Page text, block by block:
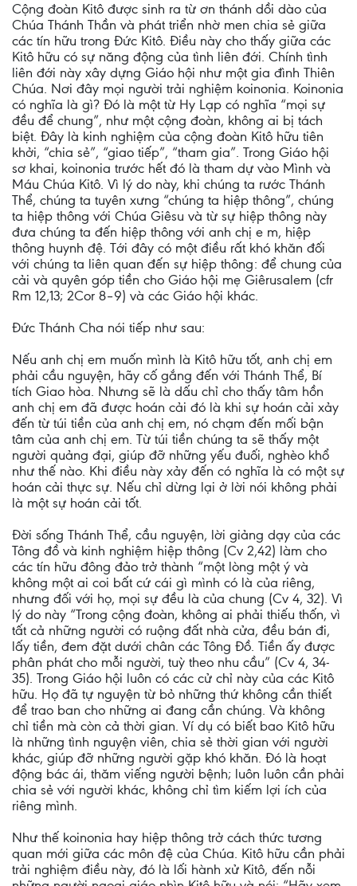
Cộng đoàn Kitô được sinh ra từ ơn thánh dồi dào của
Chúa Thánh Thần và phát triển nhờ men chia sẻ giữa
các tín hữu trong Đức Kitô. Điều này cho thấy giữa các
Kitô hữu có sự năng động của tình liên đới. Chính tình
liên đới này xây dựng Giáo hội như một gia đình Thiên
Chúa. Nơi đây mọi người trải nghiệm koinonia. Koinonia
có nghĩa là gì? Đó là một từ Hy Lạp có nghĩa “mọi sự
đều để chung”, như một cộng đoàn, không ai bị tách
biệt. Đây là kinh nghiệm của cộng đoàn Kitô hữu tiên
khởi, “chia sẻ”, “giao tiếp”, “tham gia”. Trong Giáo hội
sơ khai, koinonia trước hết đó là tham dự vào Mình và
Máu Chúa Kitô. Vì lý do này, khi chúng ta rước Thánh
Thể, chúng ta tuyên xưng “chúng ta hiệp thông”, chúng
ta hiệp thông với Chúa Giêsu và từ sự hiệp thông này
đưa chúng ta đến hiệp thông với anh chị e m, hiệp
thông huynh đệ. Tới đây có một điều rất khó khăn đối
với chúng ta liên quan đến sự hiệp thông: để chung của
cải và quyên góp tiền cho Giáo hội mẹ Giêrusalem (cfr
Rm 12,13; 2Cor 8–9) và các Giáo hội khác.
Đức Thánh Cha nói tiếp như sau:
Nếu anh chị em muốn mình là Kitô hữu tốt, anh chị em
phải cầu nguyện, hãy cố gắng đến với Thánh Thể, Bí
tích Giao hòa. Nhưng sẽ là dấu chỉ cho thấy tâm hồn
anh chị em đã được hoán cải đó là khi sự hoán cải xảy
đến từ túi tiền của anh chị em, nó chạm đến mối bận
tâm của anh chị em. Từ túi tiền chúng ta sẽ thấy một
người quảng đại, giúp đỡ những yếu đuối, nghèo khổ
như thế nào. Khi điều này xảy đến có nghĩa là có một sự
hoán cải thực sự. Nếu chỉ dừng lại ở lời nói không phải
là một sự hoán cải tốt.
Đời sống Thánh Thể, cầu nguyện, lời giảng dạy của các
Tông đồ và kinh nghiệm hiệp thông (Cv 2,42) làm cho
các tín hữu đông đảo trở thành “một lòng một ý và
không một ai coi bất cứ cái gì mình có là của riêng,
nhưng đối với họ, mọi sự đều là của chung (Cv 4, 32). Vì
lý do này “Trong cộng đoàn, không ai phải thiếu thốn, vì
tất cả những người có ruộng đất nhà cửa, đều bán đi,
lấy tiền, đem đặt dưới chân các Tông Đồ. Tiền ấy được
phân phát cho mỗi người, tuỳ theo nhu cầu” (Cv 4, 34-
35). Trong Giáo hội luôn có các cử chỉ này của các Kitô
hữu. Họ đã tự nguyện từ bỏ những thứ không cần thiết
để trao ban cho những ai đang cần chúng. Và không
chỉ tiền mà còn cả thời gian. Ví dụ có biết bao Kitô hữu
là những tình nguyện viên, chia sẻ thời gian với người
khác, giúp đỡ những người gặp khó khăn. Đó là hoạt
động bác ái, thăm viếng người bệnh; luôn luôn cần phải
chia sẻ với người khác, không chỉ tìm kiếm lợi ích của
riêng mình.
Như thế koinonia hay hiệp thông trở cách thức tương
quan mới giữa các môn đệ của Chúa. Kitô hữu cần phải
trải nghiệm điều này, đó là lối hành xử Kitô, đến nỗi